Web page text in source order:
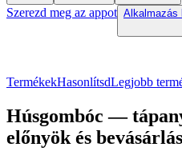
Szerezd meg az appot Alkalmazás
TermékekHasonlítsdLegjobb
Húsgombóc —
előnyök és